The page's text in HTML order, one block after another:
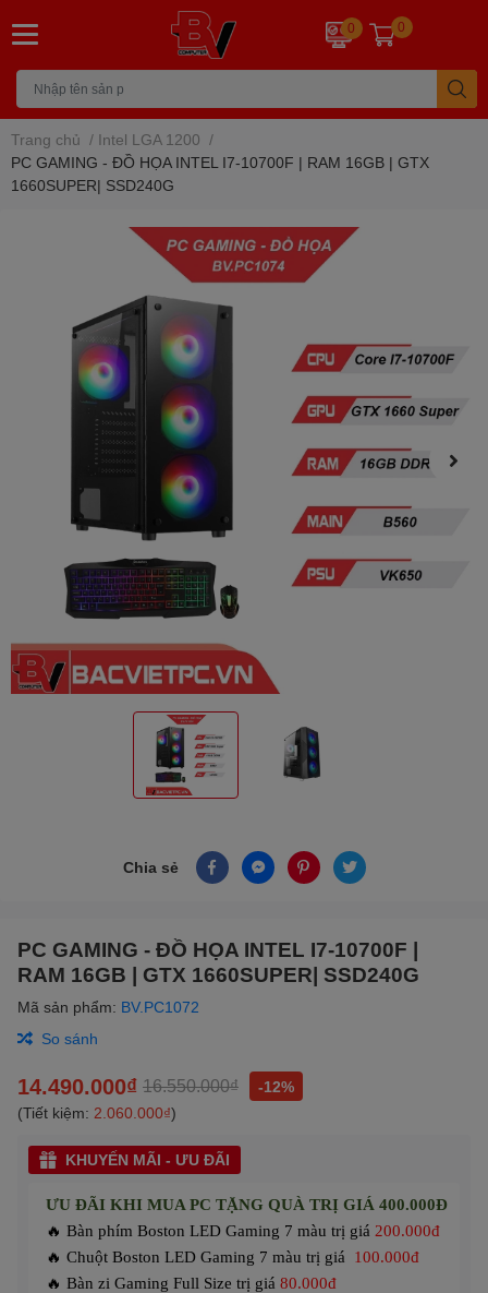
0 0
Trang chủ / Intel LGA 1200 /
PC GAMING - ĐỒ HỌA INTEL I7-10700F | RAM 16GB | GTX
1660SUPER| SSD240G
Chia sẻ
PC GAMING - ĐỒ HỌA INTEL I7-10700F |
RAM 16GB | GTX 1660SUPER| SSD240G
Mã sản phẩm: BV.PC1072
So sánh
14.490.000₫ 16.550.000₫
-12%
(Tiết kiệm: 2.060.000₫)
KHUYẾN MÃI - ƯU ĐÃI
ƯU ĐÃI KHI MUA PC TẶNG QUÀ TRỊ GIÁ 400.000Đ
🔥 Bàn phím Boston LED Gaming 7 màu trị giá 200.000đ
🔥 Chuột Boston LED Gaming 7 màu trị giá 100.000đ
🔥 Bàn zi Gaming Full Size trị giá 80.000đ